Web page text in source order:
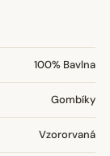
100% Bavlna
Gombíky
Vzororvaná